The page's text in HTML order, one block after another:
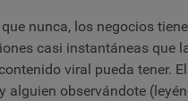
nunca, los negocios
casi instantáneas que
viral pueda tener.
alguien observándote